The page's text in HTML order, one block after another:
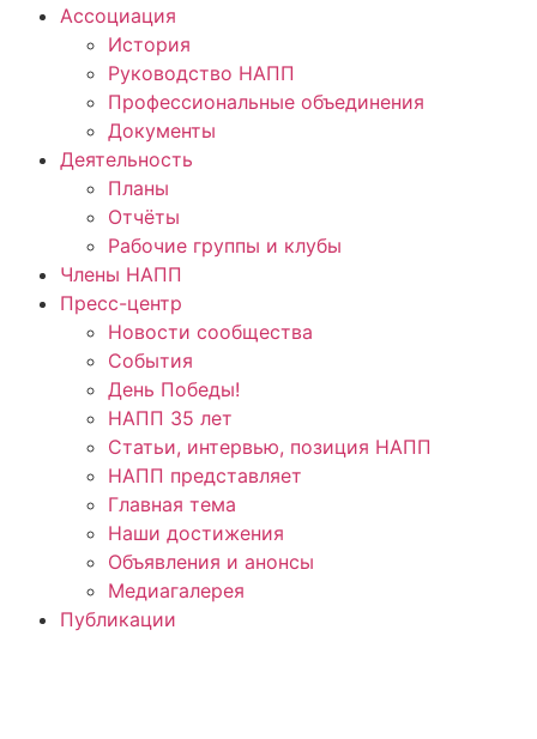
Ассоциация
История
Руководство НАПП
Профессиональные объединения
Документы
Деятельность
Планы
Отчёты
Рабочие группы и клубы
Члены НАПП
Пресс-центр
Новости сообщества
События
День Победы!
НАПП 35 лет
Статьи, интервью, позиция НАПП
НАПП представляет
Главная тема
Наши достижения
Объявления и анонсы
Медиагалерея
Публикации